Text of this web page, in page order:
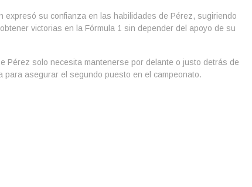
expresó su confianza en las habilidades de Pérez, sugiriendo
victorias en la Fórmula 1 sin depender del apoyo de su
Pérez solo necesita mantenerse por delante o justo detrás de
para asegurar el segundo puesto en el campeonato.